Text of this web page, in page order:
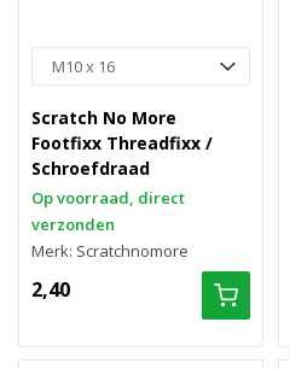
Scratch No More
Footfixx Threadfixx /
Schroefdraad
Op voorraad, direct
verzonden
Merk: Scratchnomore
2,40